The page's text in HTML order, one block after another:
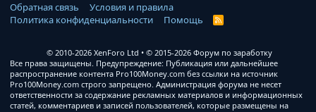
Обратная связь
Условия и правила
Политика конфиденциальности
Помощь
R
© 2010-2026 XenForo Ltd
© 2015-2026 Форум по заработку
Все права защищены. Предупреждение: Публикация или дальнейшее
распространение контента Pro100Money.com без ссылки на источник
Pro100Money.com строго запрещено. Администрация форума не несет
ответственности за содержание рекламных материалов и информационных
статей, комментариев и записей пользователей, которые размещены на